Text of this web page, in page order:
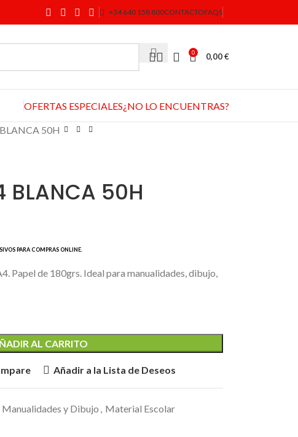
+34 640 158 800CONTACTOFAQS
0 0,00€
OFERTAS ESPECIALES¿NO LO ENCUENTRAS?
50H
BLANCA 50H
Papel de 180grs. Ideal para manualidades, dibujo,
AL CARRITO
Añadir a la Lista de Deseos
Manualidades y Dibujo
Material Escolar